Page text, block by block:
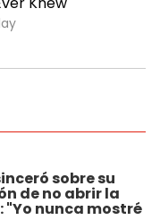
sobre su
de no abrir la
"Yo nunca mostré